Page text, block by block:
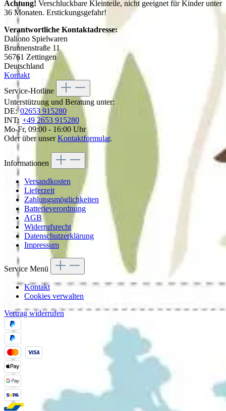
Achtung! Verschluckbare Kleinteile, nicht geeignet für Kinder unter
36 Monaten. Erstickungsgefahr!
Verantwortliche Kontaktadresse:
Daliono Spielwaren
Brunnenstraße 11
56761 Zettingen
Deutschland
Kontakt
Service-Hotline
Unterstützung und Beratung unter:
DE: 02653 915280
INT: +49 2653 915280
Mo-Fr, 09:00 - 16:00 Uhr
Oder über unserKontaktformular.
Informationen
Versandkosten
Lieferzeit
Zahlungsmöglichkeiten
Batterieverordnung
AGB
Widerrufsrecht
Datenschutzerklärung
Impressum
Service Menü
Kontakt
Cookies verwalten
Vertrag widerrufen